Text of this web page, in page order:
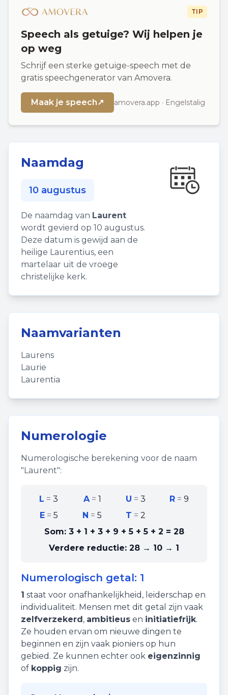
TIP
Speech als getuige? Wij helpen je
op weg
Schrijf een sterke getuige-speech met de
gratis speechgenerator van Amovera.
Maak je speech↗ amovera.app · Engelstalig
Naamdag
10 augustus
De naamdag van Laurent
wordt gevierd op 10 augustus.
Deze datum is gewijd aan de
heilige Laurentius, een
martelaar uit de vroege
christelijke kerk.
Naamvarianten
Laurens
Laurie
Laurentia
Numerologie
Numerologische berekening voor de naam
"Laurent":
L =3 A= 1 U =3 R =9
E= 5 N =5 T =2
Som: 3 + 1 + 3 + 9 + 5 + 5 + 2 = 28
Verdere reductie: 28 → 10 → 1
Numerologisch getal: 1
1 staat voor onafhankelijkheid , leiderschap en
individualiteit. Mensen met dit getal zijn vaak
zelfverzekerd, ambitieus en initiatiefrijk.
Ze houden ervan om nieuwe dingen te
beginnen en zijn vaak pioniers op hun
gebied. Ze kunnen echter ook eigenzinnig
of koppig zijn.